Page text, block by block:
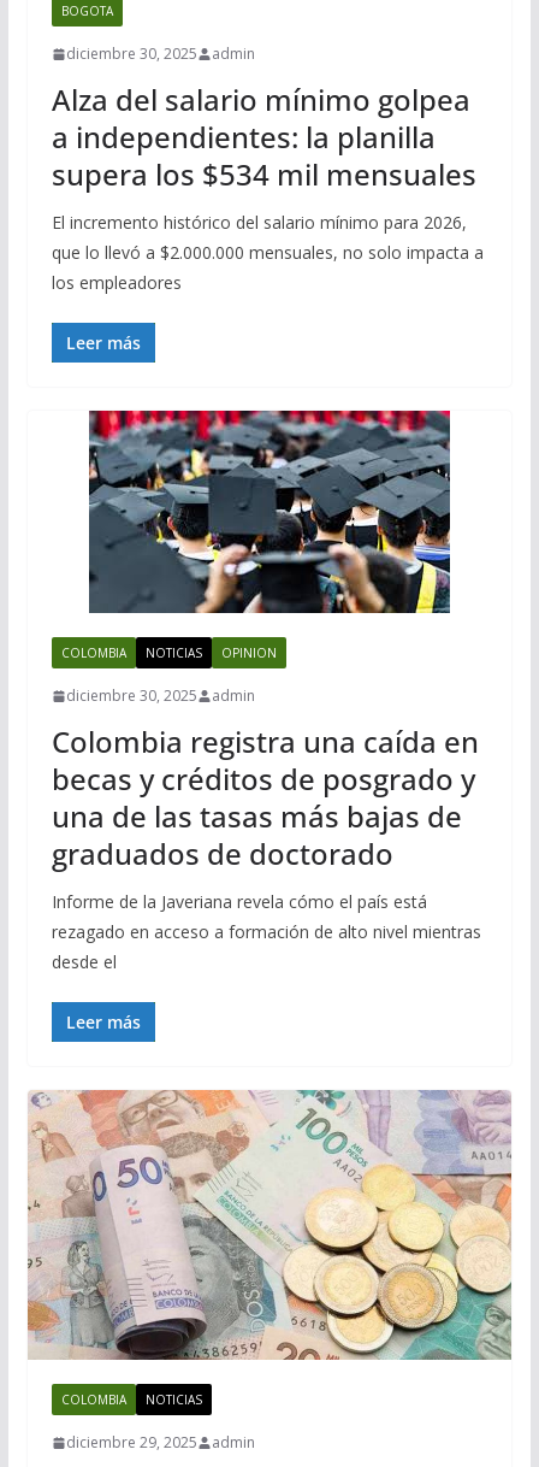
BOGOTA
diciembre 30, 2025 admin
Alza del salario mínimo golpea
a independientes: la planilla
supera los $534 mil mensuales
El incremento histórico del salario mínimo para 2026,
que lo llevó a $2.000.000 mensuales, no solo impacta a
los empleadores
Leer más
COLOMBIA NOTICIAS OPINION
diciembre 30, 2025 admin
Colombia registra una caída en
becas y créditos de posgrado y
una de las tasas más bajas de
graduados de doctorado
Informe de la Javeriana revela cómo el país está
rezagado en acceso a formación de alto nivel mientras
desde el
Leer más
COLOMBIA NOTICIAS
diciembre 29, 2025 admin